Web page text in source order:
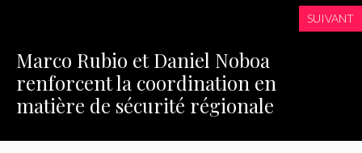
SUIVANT
Marco Rubio et Daniel Noboa
renforcent la coordination en
matière de sécurité régionale